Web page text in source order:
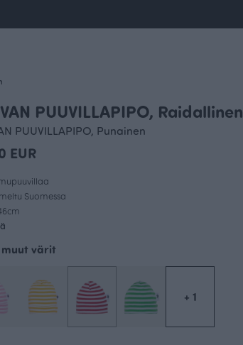
PUUVILLAPIPO, Raidallinen
PUUVILLAPIPO, Punainen
EUR
Suomessa
muut värit
+ 1